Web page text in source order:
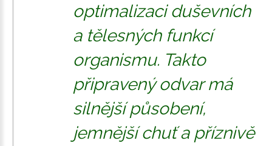
optimalizaci duševních
a tělesných funkcí
organismu. Takto
připravený odvar má
silnější působení,
jemnější chuť a příznivě